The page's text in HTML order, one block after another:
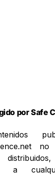
por Safe
a